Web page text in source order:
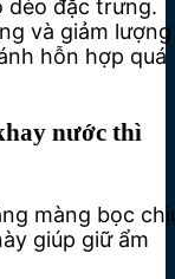
dẻo đặc trưng.
và giảm lượng
hỗn hợp quá
nước thì
màng bọc
giúp giữ ẩm